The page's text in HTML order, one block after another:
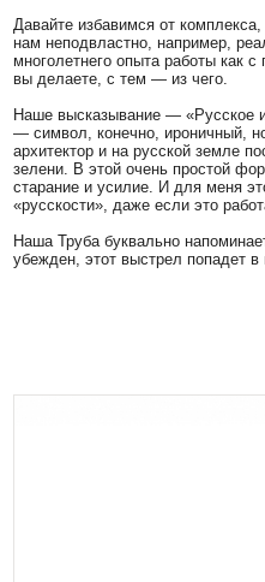
Давайте избавимся от
нам неподвластно, например,
многолетнего опыта работы как
вы делаете, с тем — из чего.
Наше высказывание — «Русское
— символ, конечно, ироничный,
архитектор и на русской земле
зелени. В этой очень простой
старание и усилие. И для меня
«русскости», даже если это
Наша Труба буквально
убежден, этот выстрел попадет в